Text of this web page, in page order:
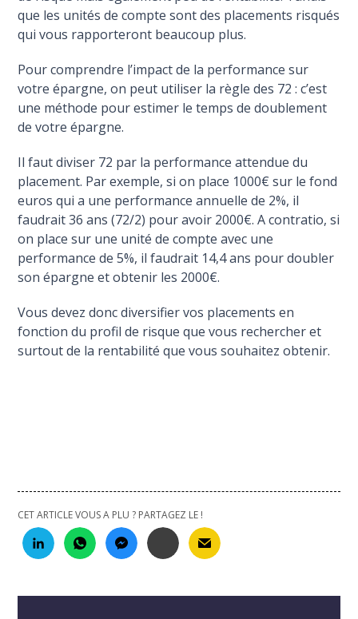
que les unités de compte sont des placements risqués
qui vous rapporteront beaucoup plus.
Pour comprendre l’impact de la performance sur
votre épargne, on peut utiliser la règle des 72 : c’est
une méthode pour estimer le temps de doublement
de votre épargne.
Il faut diviser 72 par la performance attendue du
placement. Par exemple, si on place 1000€ sur le fond
euros qui a une performance annuelle de 2%, il
faudrait 36 ans (72/2) pour avoir 2000€. A contratio, si
on place sur une unité de compte avec une
performance de 5%, il faudrait 14,4 ans pour doubler
son épargne et obtenir les 2000€.
Vous devez donc diversifier vos placements en
fonction du profil de risque que vous rechercher et
surtout de la rentabilité que vous souhaitez obtenir.
CET ARTICLE VOUS A PLU ? PARTAGEZ LE !